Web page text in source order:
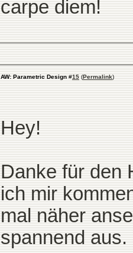
carpe diem!
AW: Parametric Design #15 (Permalink)
Hey!
Danke für den
ich mir
mal näher
spannend aus.